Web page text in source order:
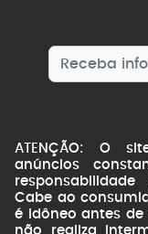
ATENÇÃO: O
anúncios
Cabe ao
é idôneo antes
não realiza